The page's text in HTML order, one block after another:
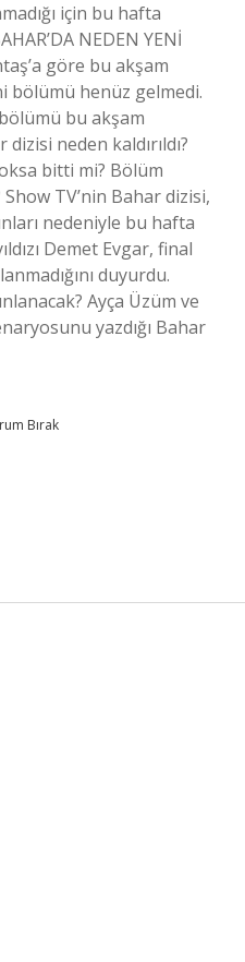
için bu hafta
NEDEN YENİ
göre bu akşam
bölümü henüz gelmedi.
bu akşam
neden kaldırıldı?
bitti mi? Bölüm
TV’nin Bahar dizisi,
nedeniyle bu hafta
Demet Evgar, final
duyurdu.
Ayça Üzüm ve
yazdığı Bahar
Bırak